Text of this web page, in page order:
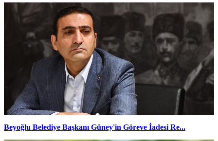
Beyoğlu Belediye Başkanı Güney'in Göreve İadesi Re...